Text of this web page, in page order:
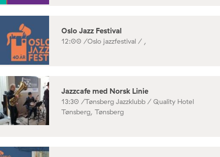
Oslo Jazz Festival
12:00 /Oslo jazzfestival / ,
Jazzcafe med Norsk Linie
13:30 /Tønsberg Jazzklubb / Quality Hotel
Tønsberg, Tønsberg